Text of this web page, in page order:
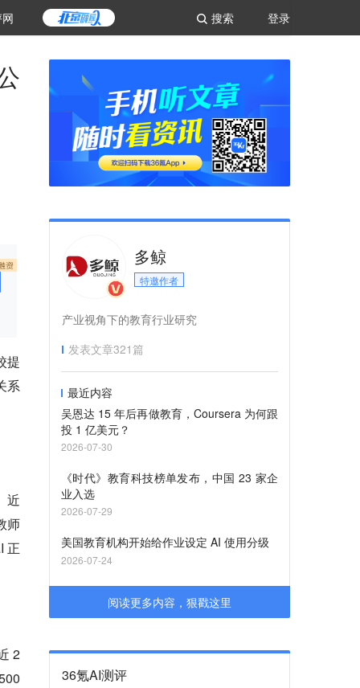
登录
搜索
提
系
近
师
正
2
多鲸
特邀作者
产业视角下的教育行业研究
发表文章321篇
最近内容
吴恩达 15 年后再做教育，Coursera 为何跟
投 1 亿美元？
2026-07-30
《时代》教育科技榜单发布，中国 23 家企
业入选
2026-07-29
美国教育机构开始给作业设定 AI 使用分级
2026-07-24
阅读更多内容，狠戳这里
36氪AI测评